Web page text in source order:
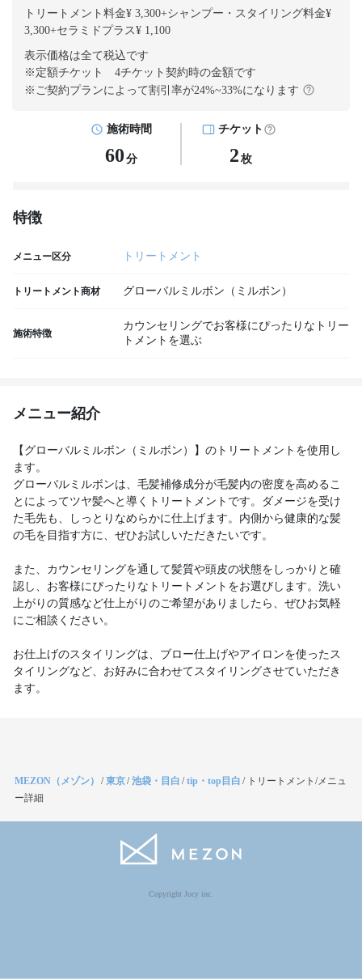
トリートメント料金¥ 3,300+シャンプー・スタイリング料金¥
3,300+セラミドプラス¥ 1,100
表示価格は全て税込です
※定額チケット 4チケット契約時の金額です
※ご契約プランによって割引率が24%~33%になります
施術時間
60 分
チケット
2 枚
特徴
メニュー区分 トリートメント
トリートメント商材 グローバルミルボン（ミルボン）
施術特徴
カウンセリングでお客様にぴったりなトリー
トメントを選ぶ
メニュー紹介
【グローバルミルボン（ミルボン）】のトリートメントを使用し
ます。
グローバルミルボンは、毛髪補修成分が毛髪内の密度を高めるこ
とによってツヤ髪へと導くトリートメントです。ダメージを受け
た毛先も、しっとりなめらかに仕上げます。内側から健康的な髪
の毛を目指す方に、ぜひお試しいただきたいです。
また、カウンセリングを通して髪質や頭皮の状態をしっかりと確
認し、お客様にぴったりなトリートメントをお選びします。洗い
上がりの質感など仕上がりのご希望がありましたら、ぜひお気軽
にご相談ください。
お仕上げのスタイリングは、ブロー仕上げやアイロンを使ったス
タイリングなど、お好みに合わせてスタイリングさせていただき
ます。
MEZON（メゾン） /東京/池袋・目白 /tip・top目白 / トリートメント/メニュ
ー詳細
Copyright Jocy inc.